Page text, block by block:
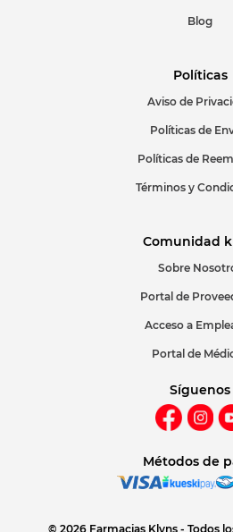
Blog
Políticas
Aviso de
Políticas de
Políticas de
Términos y
Comunidad
Sobre
Portal de
Acceso a
Portal de
Síguenos
Métodos de
© 2026 Farmacias Klyns - Todos